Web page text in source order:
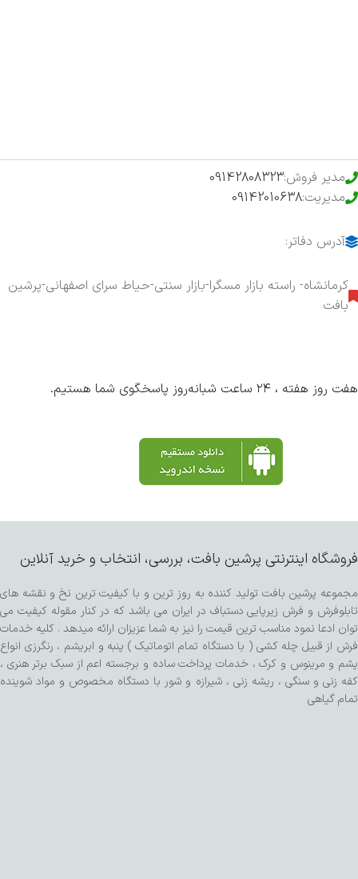
مدیر فروش:09142808323
مدیریت:09142010638
آدرس دفاتر:
کرمانشاه- راسته بازار مسگرا-بازار سنتی-حیاط سرای اصفهانی-پرشین
بافت
هفت روز هفته ، ۲۴ ساعت شبانه‌روز پاسخگوی شما هستیم.
فروشگاه اینترنتی پرشین بافت، بررسی، انتخاب و خرید آنلاین
مجموعه پرشین بافت تولید کننده به روز ترین و با کیفیت ترین نخ و نقشه های
تابلوفرش و فرش زیرپایی دستباف در ایران می باشد که در کنار مقوله کیفیت می
توان ادعا نمود مناسب ترین قیمت را نیز به شما عزیزان ارائه میدهد . کلیه خدمات
فرش از قبیل چله کشی ( با دستگاه تمام اتوماتیک ) پنبه و ابریشم ، رنگرزی انواع
پشم و مرینوس و کرک ، خدمات پرداخت ساده و برجسته اعم از سبک برتر هنری ،
کفه زنی و سنگی ، ریشه زنی ، شیرازه و شور با دستگاه مخصوص و مواد شوینده
تمام گیاهی